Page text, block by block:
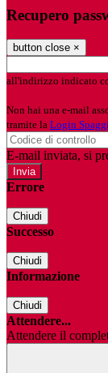
Recupero
button close ×
all'indirizzo indicato
Non hai una e-mail
tramite la Login
E-mail inviata, si
Errore
Chiudi
Successo
Chiudi
Informazione
Chiudi
Attendere...
Attendere il